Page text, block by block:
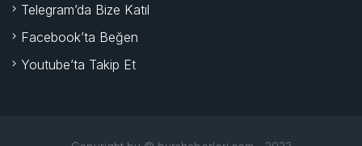
Telegram’da Bize Katıl
Facebook’ta Beğen
Youtube’ta Takip Et